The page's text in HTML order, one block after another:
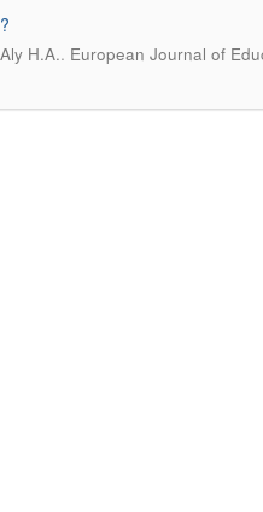
H.A.. European Journal of